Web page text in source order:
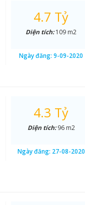
4.7 Tỷ
Diện tích:109 m2
Ngày đăng:9-09-2020
4.3 Tỷ
Diện tích:96 m2
Ngày đăng: 27-08-2020